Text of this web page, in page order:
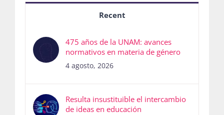
Recent
475 años de la UNAM: avances
normativos en materia de género
4 agosto, 2026
Resulta insustituible el intercambio
de ideas en educación